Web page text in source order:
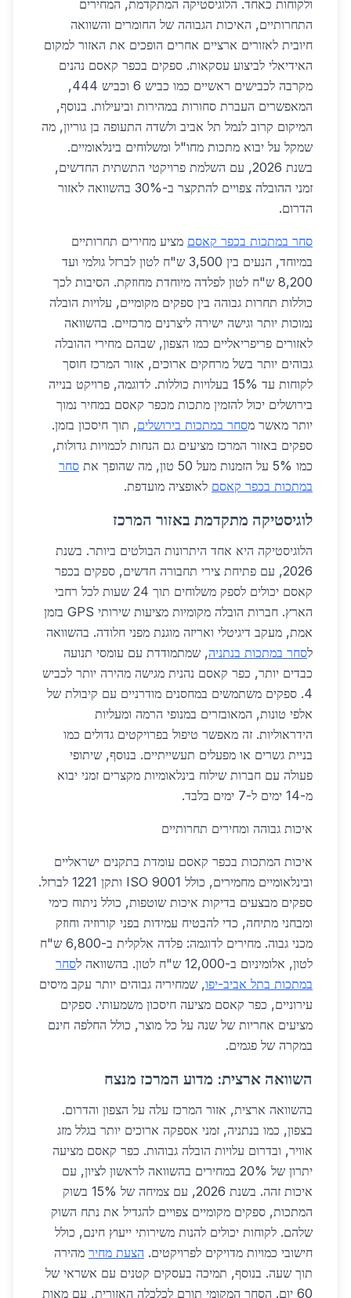
ולקוחות כאחד. הלוגיסטיקה המתקדמת, המחירים
התחרותיים, האיכות הגבוהה של החומרים והשוואה
חיובית לאזורים ארציים אחרים הופכים את האזור למקום
האידיאלי לביצוע עסקאות. ספקים בכפר קאסם נהנים
מקרבה לכבישים ראשיים כמו כביש 6 וכביש 444,
המאפשרים העברת סחורות במהירות וביעילות. בנוסף,
המיקום קרוב לנמל תל אביב ולשדה התעופה בן גוריון, מה
שמקל על יבוא מתכות מחו"ל ומשלוחים בינלאומיים.
בשנת 2026, עם השלמת פרויקטי התשתית החדשים,
זמני ההובלה צפויים להתקצר ב-30% בהשוואה לאזור
הדרום.
סחר במתכות בכפר קאסם מציע מחירים תחרותיים
במיוחד, הנעים בין 3,500 ש"ח לטון לברזל גולמי ועד
8,200 ש"ח לטון לפלדה מיוחדת מחוזקת. הסיבות לכך
כוללות תחרות גבוהה בין ספקים מקומיים, עלויות הובלה
נמוכות יותר וגישה ישירה ליצרנים מרכזיים. בהשוואה
לאזורים פריפריאליים כמו הצפון, שבהם מחירי ההובלה
גבוהים יותר בשל מרחקים ארוכים, אזור המרכז חוסך
לקוחות עד 15% בעלויות כוללות. לדוגמה, פרויקט בנייה
בירושלים יכול להזמין מתכות מכפר קאסם במחיר נמוך
יותר מאשר מסחר במתכות בירושלים, תוך חיסכון בזמן.
ספקים באזור המרכז מציעים גם הנחות לכמויות גדולות,
כמו 5% על הזמנות מעל 50 טון, מה שהופך את
סחר
במתכות בכפר קאסם לאופציה מועדפת.
לוגיסטיקה מתקדמת באזור המרכז
הלוגיסטיקה היא אחד היתרונות הבולטים ביותר. בשנת
2026, עם פתיחת צירי תחבורה חדשים, ספקים בכפר
קאסם יכולים לספק משלוחים תוך 24 שעות לכל רחבי
הארץ. חברות הובלה מקומיות מציעות שירותי GPS בזמן
אמת, מעקב דיגיטלי ואריזה מוגנת מפני חלודה. בהשוואה
לסחר במתכות בנתניה, שמתמודדת עם עומסי תנועה
כבדים יותר, כפר קאסם נהנית מגישה מהירה יותר לכביש
4. ספקים משתמשים במחסנים מודרניים עם קיבולת של
אלפי טונות, המאובזרים במנופי הרמה ומעליות
הידראוליות. זה מאפשר טיפול בפרויקטים גדולים כמו
בניית גשרים או מפעלים תעשייתיים. בנוסף, שיתופי
פעולה עם חברות שילוח בינלאומיות מקצרים זמני יבוא
מ-14 ימים ל-7 ימים בלבד.
איכות גבוהה ומחירים תחרותיים
איכות המתכות בכפר קאסם עומדת בתקנים ישראליים
ובינלאומיים מחמירים, כולל ISO 9001 ותקן 1221 לברזל.
ספקים מבצעים בדיקות איכות שוטפות, כולל ניתוח כימי
ומבחני מתיחה, כדי להבטיח עמידות בפני קורוזיה וחוזק
מכני גבוה. מחירים לדוגמה: פלדה אלקלית ב-6,800 ש"ח
לטון, אלומיניום ב-12,000 ש"ח לטון. בהשוואה ל
סחר
במתכות בתל אביב-יפו, שמחיריה גבוהים יותר עקב מיסים
עירוניים, כפר קאסם מציעה חיסכון משמעותי. ספקים
מציעים אחריות של שנה על כל מוצר, כולל החלפה חינם
במקרה של פגמים.
השוואה ארצית: מדוע המרכז מנצח
בהשוואה ארצית, אזור המרכז עלה על הצפון והדרום.
בצפון, כמו בנתניה, זמני אספקה ארוכים יותר בגלל מזג
אוויר, ובדרום עלויות הובלה גבוהות. כפר קאסם מציעה
יתרון של 20% במחירים בהשוואה לראשון לציון, עם
איכות זהה. בשנת 2026, עם צמיחה של 15% בשוק
המתכות, ספקים מקומיים צפויים להגדיל את נתח השוק
שלהם. לקוחות יכולים להנות משירותי ייעוץ חינם, כולל
חישובי כמויות מדויקים לפרויקטים. הצעת מחיר מהירה
תוך שעה. בנוסף, תמיכה בעסקים קטנים עם אשראי של
60 יום. הסחר המקומי תורם לכלכלה האזורית, עם מאות